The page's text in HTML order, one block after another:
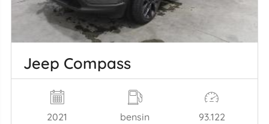
Jeep Compass
2021 bensin 93.122